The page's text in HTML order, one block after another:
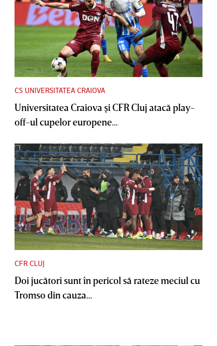
CS UNIVERSITATEA CRAIOVA
Universitatea Craiova şi CFR Cluj atacă play-
off-ul cupelor europene...
CFR CLUJ
Doi jucători sunt în pericol să rateze meciul cu
Tromso din cauza...